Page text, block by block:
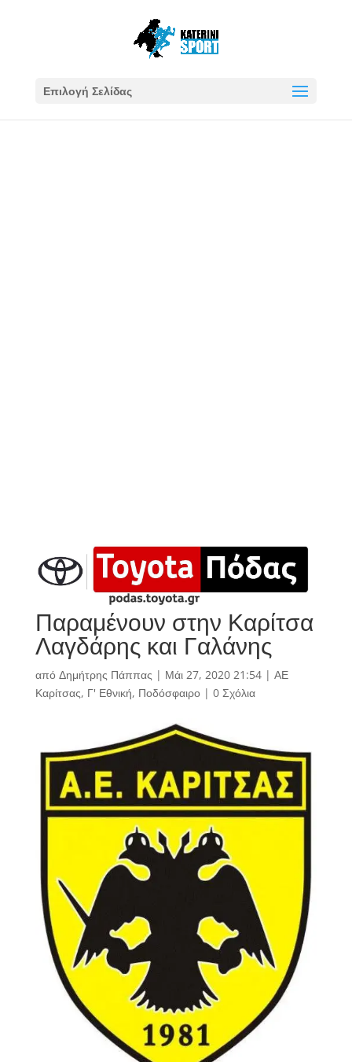
Επιλογή Σελίδας
Παραμένουν στην Καρίτσα
Λαγδάρης και Γαλάνης
από Δημήτρης Πάππας | Μάι 27, 2020 21:54| ΑΕ
Καρίτσας, Γ' Εθνική, Ποδόσφαιρο| 0 Σχόλια